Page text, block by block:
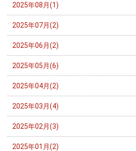
2025年08月(1)
2025年07月(2)
2025年06月(2)
2025年05月(6)
2025年04月(2)
2025年03月(4)
2025年02月(3)
2025年01月(2)